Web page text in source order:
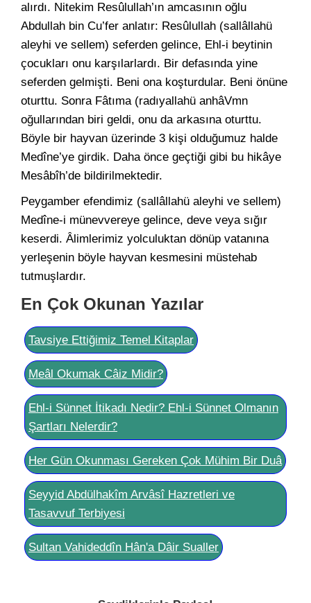
alırdı. Nitekim Resûlullah’ın amcasının oğlu
Abdullah bin Cu’fer anlatır: Resûlullah (sallâllahü
aleyhi ve sellem) seferden gelince, Ehl-i beytinin
çocukları onu karşılarlardı. Bir defasında yine
seferden gelmişti. Beni ona koşturdular. Beni önüne
oturttu. Sonra Fâtıma (radıyallahü anhâVmn
oğullarından biri geldi, onu da arkasına oturttu.
Böyle bir hayvan üzerinde 3 kişi olduğumuz halde
Medîne’ye girdik. Daha önce geçtiği gibi bu hikâye
Mesâbîh’de bildirilmektedir.
Peygamber efendimiz (sallâllahü aleyhi ve sellem)
Medîne-i münevvereye gelince, deve veya sığır
keserdi. Âlimlerimiz yolculuktan dönüp vatanına
yerleşenin böyle hayvan kesmesini müstehab
tutmuşlardır.
En Çok Okunan Yazılar
Tavsiye Ettiğimiz Temel Kitaplar
Meâl Okumak Câiz Midir?
Ehl-i Sünnet İtikadı Nedir? Ehl-i Sünnet Olmanın
Şartları Nelerdir?
Her Gün Okunması Gereken Çok Mühim Bir Duâ
Seyyid Abdülhakîm Arvâsî Hazretleri ve
Tasavvuf Terbiyesi
Sultan Vahideddîn Hân'a Dâir Sualler